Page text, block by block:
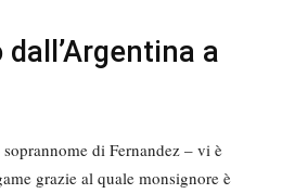
a
soprannome di Fernandez – vi è
grazie al quale monsignore è